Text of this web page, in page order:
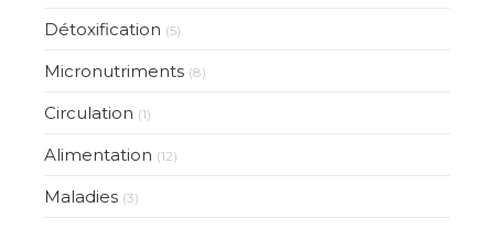
Détoxification (5)
Micronutriments (8)
Circulation (1)
Alimentation (12)
Maladies (3)